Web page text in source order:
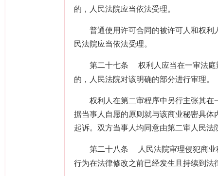
的，人民法院应当依法受理。
普通使用许可合同的被许可人和权利
民法院应当依法受理。
第二十七条
权利人应当在一审法
的，人民法院对该明确的部分进行审理。
权利人在第二审程序中另行主张其在
据当事人自愿的原则就与该商业秘密具
起诉。双方当事人均同意由第二审人民
第二十八条
人民法院审理侵犯商
行为在法律修改之前已经发生且持续到